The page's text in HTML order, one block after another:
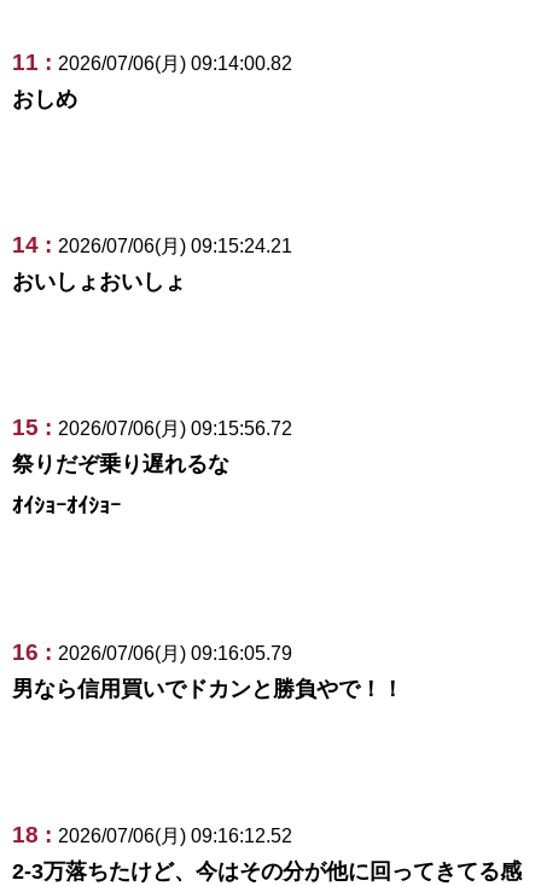
11 : 2026/07/06(月) 09:14:00.82
おしめ
14 : 2026/07/06(月) 09:15:24.21
おいしょおいしょ
15 : 2026/07/06(月) 09:15:56.72
祭りだぞ乗り遅れるな
ｵｲｼｮｰｵｲｼｮｰ
16 : 2026/07/06(月) 09:16:05.79
男なら信用買いでドカンと勝負やで！！
18 : 2026/07/06(月) 09:16:12.52
2-3万落ちたけど、今はその分が他に回ってきてる感